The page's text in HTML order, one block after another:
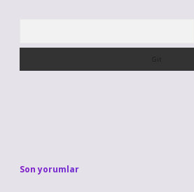
Son yorumlar